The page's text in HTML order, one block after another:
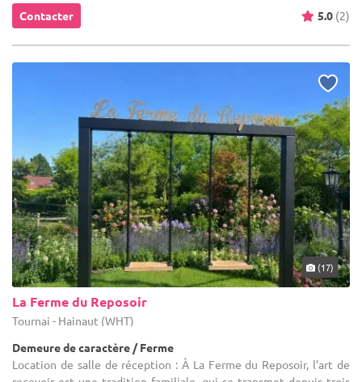
Contacter 5.0 (2)
(17)
La Ferme du Reposoir
Tournai - Hainaut (WHT)
Demeure de caractère / Ferme
Location de salle de réception : À La Ferme du Reposoir, l’art de